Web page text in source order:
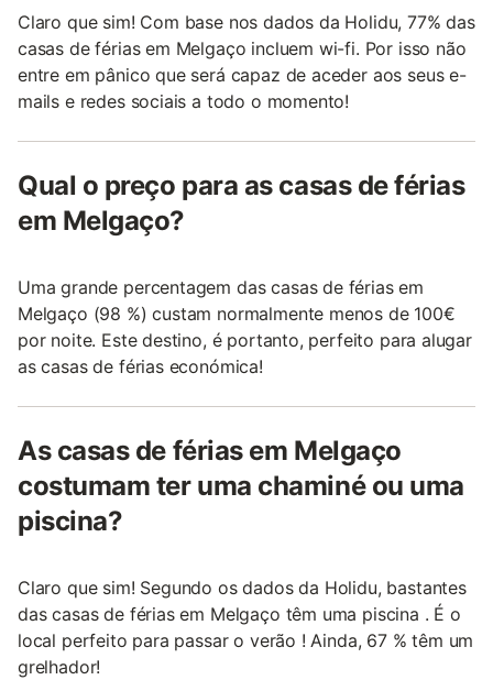
Claro que sim! Com base nos dados da Holidu, 77% das
casas de férias em Melgaço incluem wi-fi. Por isso não
entre em pânico que será capaz de aceder aos seus e-
mails e redes sociais a todo o momento!
Qual o preço para as casas de férias
em Melgaço?
Uma grande percentagem das casas de férias em
Melgaço (98 %) custam normalmente menos de 100€
por noite. Este destino, é portanto, perfeito para alugar
as casas de férias económica!
As casas de férias em Melgaço
costumam ter uma chaminé ou uma
piscina?
Claro que sim! Segundo os dados da Holidu, bastantes
das casas de férias em Melgaço têm uma piscina . É o
local perfeito para passar o verão ! Ainda, 67 % têm um
grelhador!